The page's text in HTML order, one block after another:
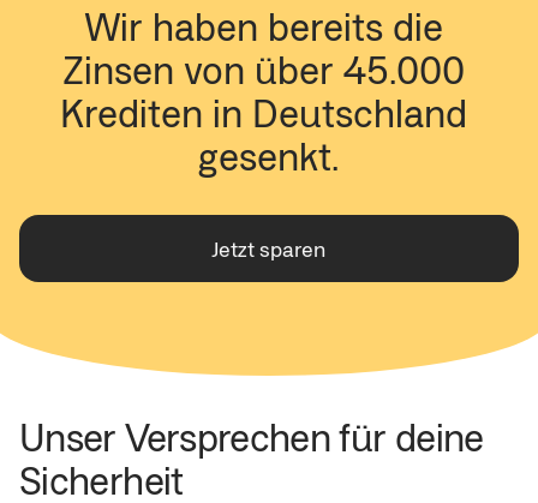
Wir haben bereits die
Zinsen von über 45.000
Krediten in Deutschland
gesenkt.
Jetzt sparen
Unser Versprechen für deine
Sicherheit